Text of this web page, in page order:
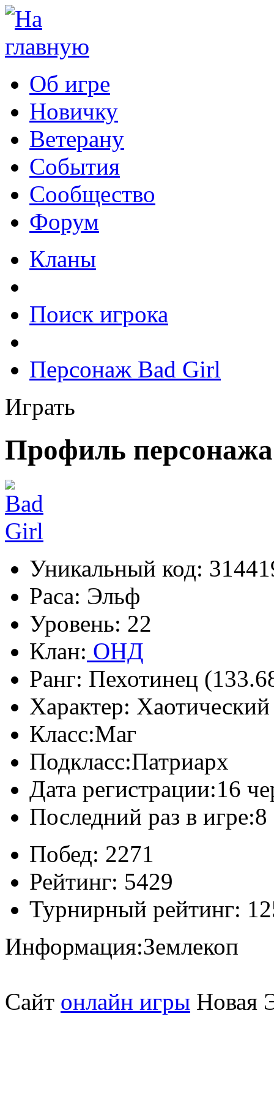
Об игре
Новичку
Ветерану
События
Сообщество
Форум
Кланы
Поиск игрока
Персонаж Bad Girl
Играть
Профиль
Уникальный код:
Раса: Эльф
Уровень: 22
Клан: ОНД
Ранг: Пехотинец
Характер:
Класс:Маг
Подкласс:Патриарх
Дата регистрации:16
Последний раз в игре:8
Побед: 2271
Рейтинг: 5429
Турнирный рейтинг:
Информация:Землекоп
Сайт онлайн игры Новая